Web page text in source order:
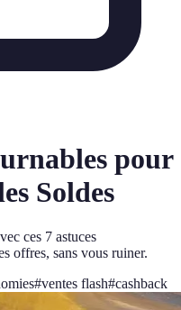
pour
Soldes
ces 7 astuces
offres, sans vous ruiner.
#ventes flash#cashback